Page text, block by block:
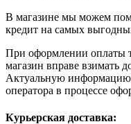
В магазине мы можем
кредит на самых
При оформлении оплаты
магазин вправе взимать
Актуальную информацию
оператора в процессе
Курьерская доставка: